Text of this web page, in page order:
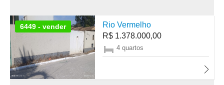
6449 - vender
Rio Vermelho
R$ 1.378.000,00
4 quartos